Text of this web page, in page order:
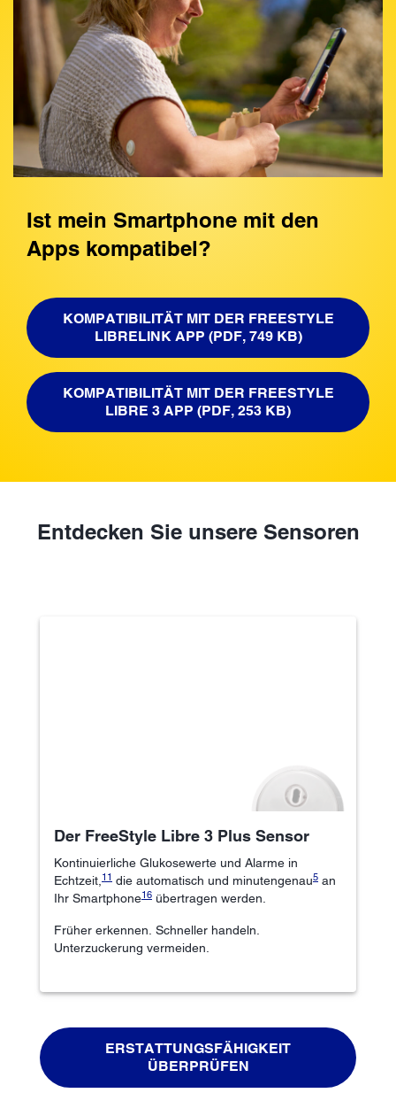
Ist mein Smartphone mit den
Apps kompatibel?
KOMPATIBILITÄT MIT DER FREESTYLE
LIBRELINK APP (PDF, 749 KB)
KOMPATIBILITÄT MIT DER FREESTYLE
LIBRE 3 APP (PDF, 253 KB)
Entdecken Sie unsere Sensoren
Der FreeStyle Libre 3 Plus Sensor
Kontinuierliche Glukosewerte und Alarme in
Echtzeit,11 die automatisch und minutengenau5 an
Ihr Smartphone16 übertragen werden.
Früher erkennen. Schneller handeln.
Unterzuckerung vermeiden.
ERSTATTUNGSFÄHIGKEIT
ÜBERPRÜFEN